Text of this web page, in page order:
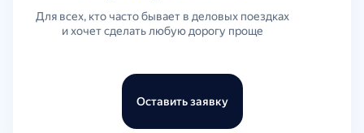
Для всех, кто часто бывает в деловых поездках
и хочет сделать любую дорогу проще
Оставить заявку